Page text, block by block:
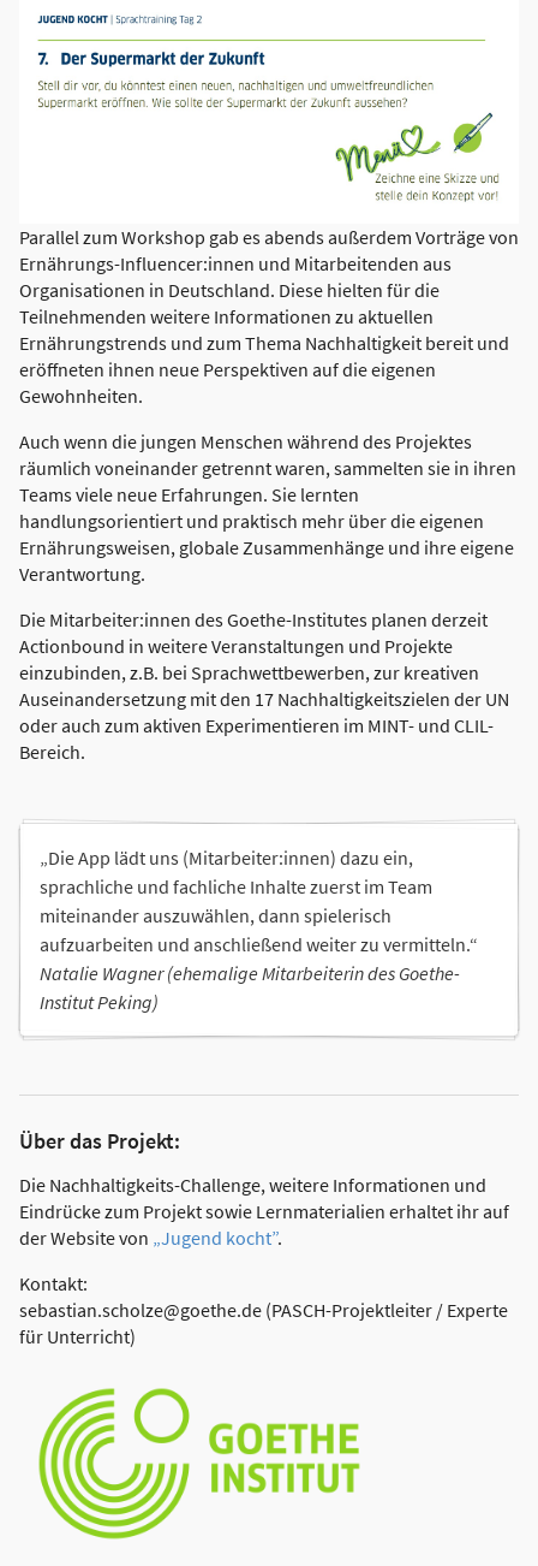
Parallel zum Workshop gab es abends außerdem Vorträge von
Ernährungs-Influencer:innen und Mitarbeitenden aus
Organisationen in Deutschland. Diese hielten für die
Teilnehmenden weitere Informationen zu aktuellen
Ernährungstrends und zum Thema Nachhaltigkeit bereit und
eröffneten ihnen neue Perspektiven auf die eigenen
Gewohnheiten.
Auch wenn die jungen Menschen während des Projektes
räumlich voneinander getrennt waren, sammelten sie in ihren
Teams viele neue Erfahrungen. Sie lernten
handlungsorientiert und praktisch mehr über die eigenen
Ernährungsweisen, globale Zusammenhänge und ihre eigene
Verantwortung.
Die Mitarbeiter:innen des Goethe-Institutes planen derzeit
Actionbound in weitere Veranstaltungen und Projekte
einzubinden, z.B. bei Sprachwettbewerben, zur kreativen
Auseinandersetzung mit den 17 Nachhaltigkeitszielen der UN
oder auch zum aktiven Experimentieren im MINT- und CLIL-
Bereich.
„Die App lädt uns (Mitarbeiter:innen) dazu ein,
sprachliche und fachliche Inhalte zuerst im Team
miteinander auszuwählen, dann spielerisch
aufzuarbeiten und anschließend weiter zu vermitteln.“
Natalie Wagner (ehemalige Mitarbeiterin des Goethe-
Institut Peking)
Über das Projekt:
Die Nachhaltigkeits-Challenge, weitere Informationen und
Eindrücke zum Projekt sowie Lernmaterialien erhaltet ihr auf
der Website von „Jugend kocht”.
Kontakt:
sebastian.scholze@goethe.de (PASCH-Projektleiter / Experte
für Unterricht)